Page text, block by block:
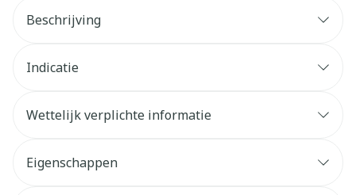
Beschrijving
Indicatie
Wettelijk verplichte informatie
Eigenschappen